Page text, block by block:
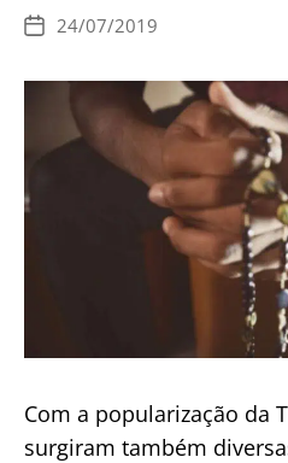
Data
publicação
24/07/2019
Com a popularização da
surgiram também